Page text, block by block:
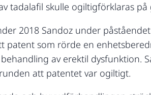
tadalafil skulle ogiltigförklaras
2018 Sandoz under
patent som rörde en
av erektil dysfunktion.
att patentet var ogiltigt.